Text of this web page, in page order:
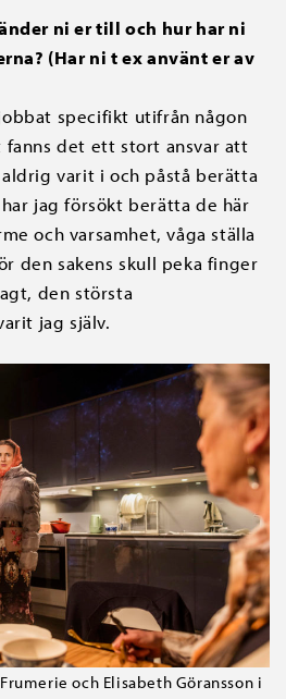
ni er till och hur har ni
(Har ni t ex använt er av
specifikt utifrån någon
det ett stort ansvar att
varit i och påstå berätta
jag försökt berätta de här
och varsamhet, våga ställa
den sakens skull peka finger
den största
jag själv.
och Elisabeth Göransson i